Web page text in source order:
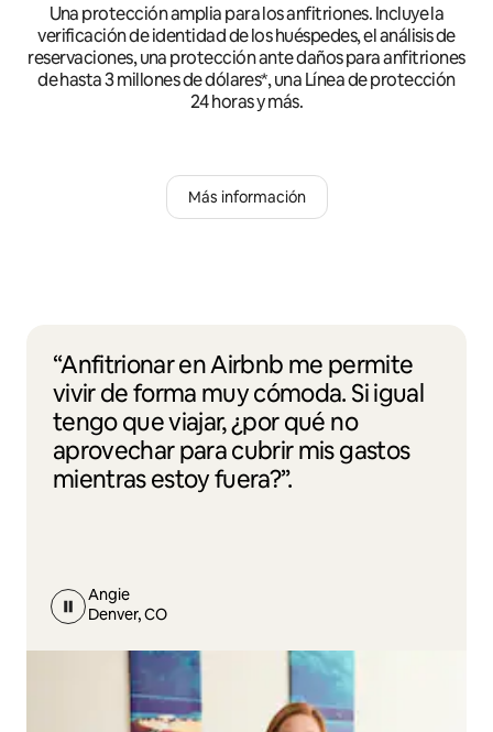
Una protección amplia para los anfitriones. Incluye la
verificación de identidad de los huéspedes, el análisis de
reservaciones, una protección ante daños para anfitriones
de hasta 3 millones de dólares*, una Línea de protección
24 horas y más.
Más información
“Anfitrionar en Airbnb me permite
vivir de forma muy cómoda. Si igual
tengo que viajar, ¿por qué no
aprovechar para cubrir mis gastos
mientras estoy fuera?”.
Angie
Denver, CO